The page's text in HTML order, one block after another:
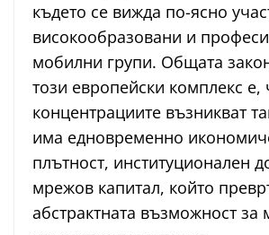
където се вижда по-ясно
високообразовани и
мобилни групи. Общата
този европейски комплекс е,
концентрациите възникват
има едновременно
плътност, институционален
мрежов капитал, който
абстрактната възможност за